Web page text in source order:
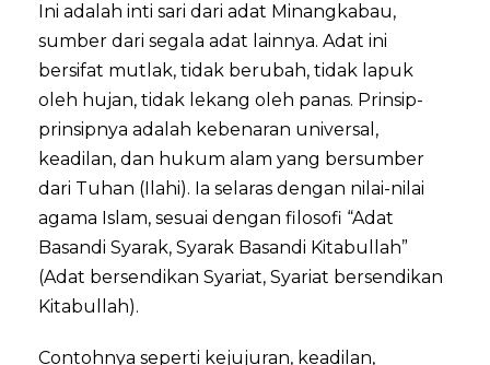
Ini adalah inti sari dari adat Minangkabau,
sumber dari segala adat lainnya. Adat ini
bersifat mutlak, tidak berubah, tidak lapuk
oleh hujan, tidak lekang oleh panas. Prinsip-
prinsipnya adalah kebenaran universal,
keadilan, dan hukum alam yang bersumber
dari Tuhan (Ilahi). Ia selaras dengan nilai-nilai
agama Islam, sesuai dengan filosofi “Adat
Basandi Syarak, Syarak Basandi Kitabullah”
(Adat bersendikan Syariat, Syariat bersendikan
Kitabullah).
Contohnya seperti kejujuran, keadilan,